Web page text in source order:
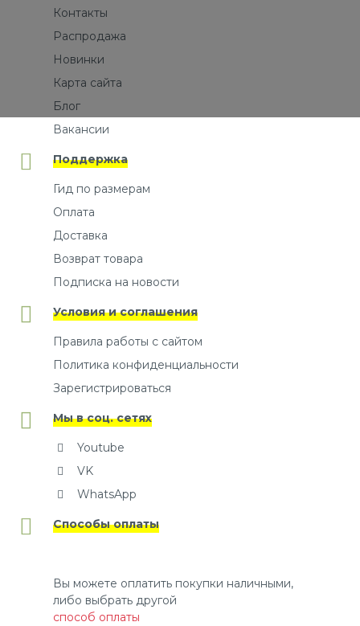
Контакты
Распродажа
Новинки
Карта сайта
Блог
Вакансии
Поддержка
Гид по размерам
Оплата
Доставка
Возврат товара
Подписка на новости
Условия и соглашения
Правила работы с сайтом
Политика конфиденциальности
Зарегистрироваться
Мы в соц. сетях
Youtube
VK
WhatsApp
Способы оплаты
Вы можете оплатить покупки наличными,
либо выбрать другой
способ оплаты